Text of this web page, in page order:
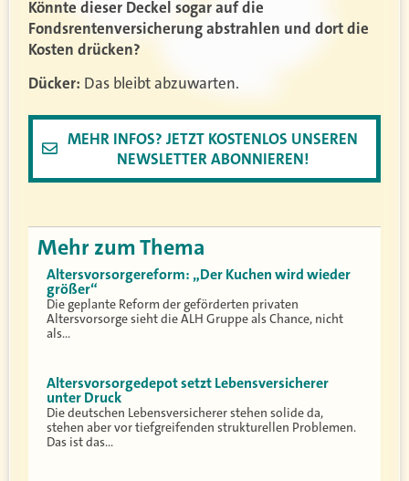
Könnte dieser Deckel sogar auf die
Fondsrentenversicherung abstrahlen und dort die
Kosten drücken?
Dücker: Das bleibt abzuwarten.
MEHR INFOS? JETZT KOSTENLOS UNSEREN
NEWSLETTER ABONNIEREN!
Mehr zum Thema
Altersvorsorgereform: „Der Kuchen wird wieder
größer“
Die geplante Reform der geförderten privaten
Altersvorsorge sieht die ALH Gruppe als Chance, nicht
als…
Altersvorsorgedepot setzt Lebensversicherer
unter Druck
Die deutschen Lebensversicherer stehen solide da,
stehen aber vor tiefgreifenden strukturellen Problemen.
Das ist das…